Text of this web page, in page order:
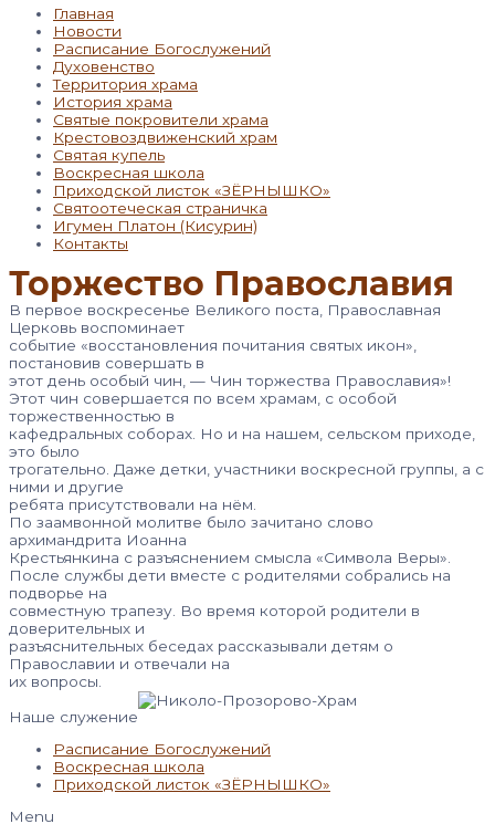
Главная
Новости
Расписание Богослужений
Духовенство
Территория храма
История храма
Святые покровители храма
Крестовоздвиженский храм
Святая купель
Воскресная школа
Приходской листок «ЗЁРНЫШКО»
Святоотеческая страничка
Игумен Платон (Кисурин)
Контакты
Торжество Православия
В первое воскресенье Великого поста, Православная
Церковь воспоминает
событие «восстановления почитания святых икон»,
постановив совершать в
этот день особый чин, — Чин торжества Православия»!
Этот чин совершается по всем храмам, с особой
торжественностью в
кафедральных соборах. Но и на нашем, сельском приходе,
это было
трогательно. Даже детки, участники воскресной группы, а с
ними и другие
ребята присутствовали на нём.
По заамвонной молитве было зачитано слово
архимандрита Иоанна
Крестьянкина с разъяснением смысла «Символа Веры».
После службы дети вместе с родителями собрались на
подворье на
совместную трапезу. Во время которой родители в
доверительных и
разъяснительных беседах рассказывали детям о
Православии и отвечали на
их вопросы.
Наше служение
Расписание Богослужений
Воскресная школа
Приходской листок «ЗЁРНЫШКО»
Menu